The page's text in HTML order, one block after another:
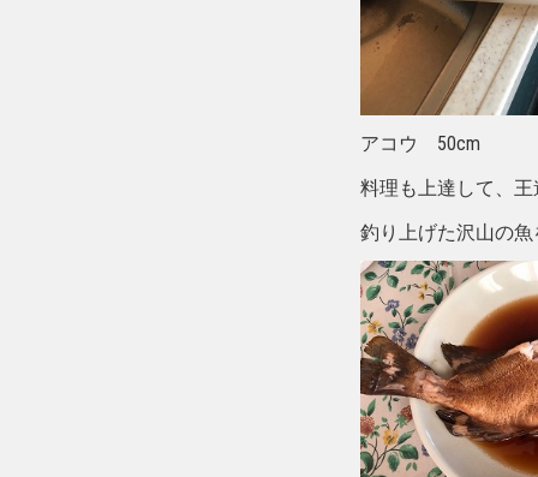
アコウ 50cm
料理も上達して、
釣り上げた沢山の